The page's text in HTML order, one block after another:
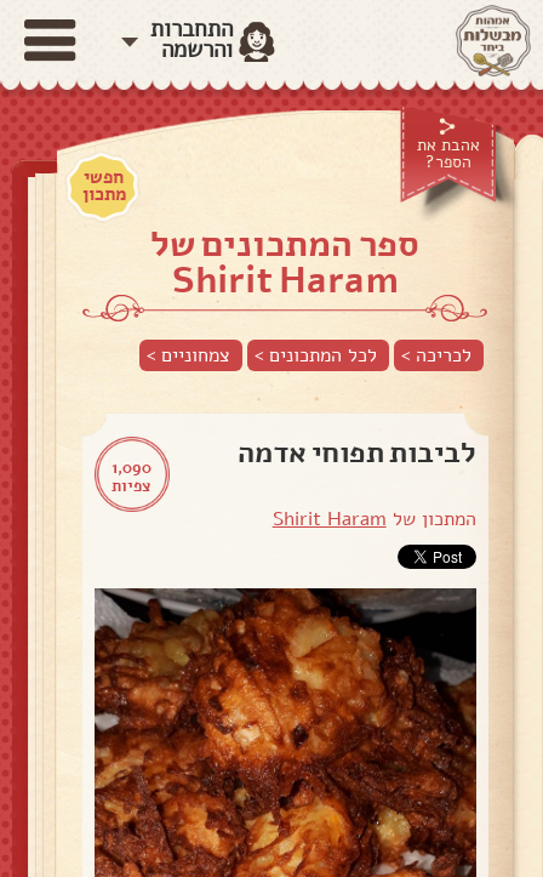
התחברות
והרשמה
אהבת את
הספר?
חפשי
מתכון
ספר המתכונים של
Shirit Haram
לכריכה > לכל המתכונים > צמחוניים>
1,090
צפיות
לביבות תפוחי אדמה
המתכון של Shirit Haram